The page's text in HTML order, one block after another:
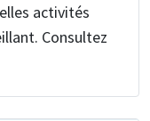
activités
Consultez